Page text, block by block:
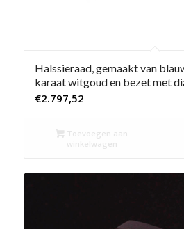
Halssieraad, gemaakt van
karaat witgoud en bezet met
€2.797,52
Toevoegen aan
winkelwagen